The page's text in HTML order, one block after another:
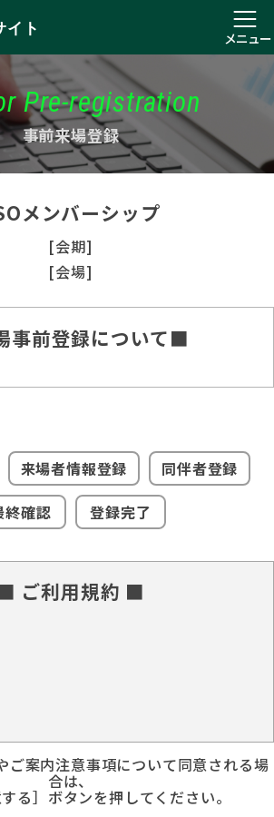
イト
メニュー
Pre-registration
事前来場登録
メンバーシップ
[会期]
[会場]
事前登録について■
来場者情報登録
同伴者登録
終確認
登録完了
ご利用規約 ■
ご案内注意事項について同意される場
合は、
る］ボタンを押してください。